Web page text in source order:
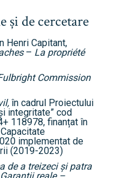
și de cercetare
Henri Capitant,
– La propriété
Commission
în cadrul Proiectului
integritate” cod
118978, finanțat în
implementat de
(2019-2023)
de a treizeci și patra